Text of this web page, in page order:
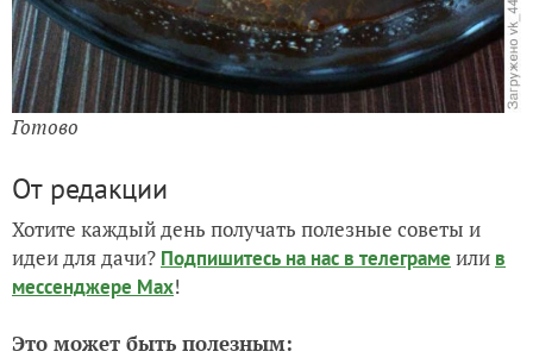
Готово
От редакции
Хотите каждый день получать полезные советы и
идеи для дачи? Подпишитесь на нас в телеграме или в
мессенджере Max!
Это может быть полезным: